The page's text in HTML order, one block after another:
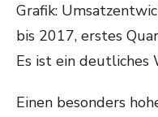
Grafik:
bis 2017, erstes
Es ist ein deutliches
Einen besonders